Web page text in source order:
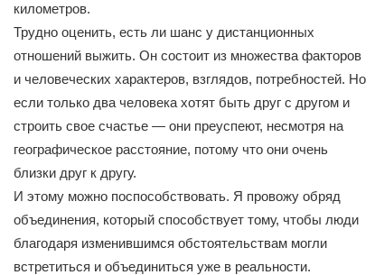
километров.
Трудно оценить, есть ли шанс у дистанционных
отношений выжить. Он состоит из множества факторов
и человеческих характеров, взглядов, потребностей. Но
если только два человека хотят быть друг с другом и
строить свое счастье — они преуспеют, несмотря на
географическое расстояние, потому что они очень
близки друг к другу.
И этому можно поспособствовать. Я провожу обряд
объединения, который способствует тому, чтобы люди
благодаря изменившимся обстоятельствам могли
встретиться и объединиться уже в реальности.